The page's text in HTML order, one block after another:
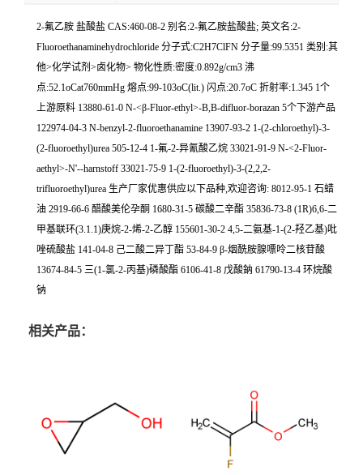
2-氟乙胺 盐酸盐 CAS:460-08-2 别名:2-氟乙胺盐酸盐; 英文名:2-
Fluoroethanaminehydrochloride 分子式:C2H7ClFN 分子量:99.5351 类别:其
他>化学试剂>卤化物> 物化性质:密度:0.892g/cm3 沸
点:52.1oCat760mmHg 熔点:99-103oC(lit.) 闪点:20.7oC 折射率:1.345 1个
上游原料 13880-61-0 N-<β-Fluor-ethyl>-B,B-difluor-borazan 5个下游产品
122974-04-3 N-benzyl-2-fluoroethanamine 13907-93-2 1-(2-chloroethyl)-3-
(2-fluoroethyl)urea 505-12-4 1-氟-2-异氰酸乙烷 33021-91-9 N-<2-Fluor-
aethyl>-N'--harnstoff 33021-75-9 1-(2-fluoroethyl)-3-(2,2,2-
trifluoroethyl)urea 生产厂家优惠供应以下品种,欢迎咨询: 8012-95-1 石蜡
油 2919-66-6 醋酸美伦孕酮 1680-31-5 碳酸二辛酯 35836-73-8 (1R)6,6-二
甲基联环(3.1.1)庚烷-2-烯-2-乙醇 155601-30-2 4,5-二氨基-1-(2-羟乙基)吡
唑硫酸盐 141-04-8 己二酸二异丁酯 53-84-9 β-烟酰胺腺嘌呤二核苷酸
13674-84-5 三(1-氯-2-丙基)磷酸酯 6106-41-8 戊酸鈉 61790-13-4 环烷酸
钠
相关产品：